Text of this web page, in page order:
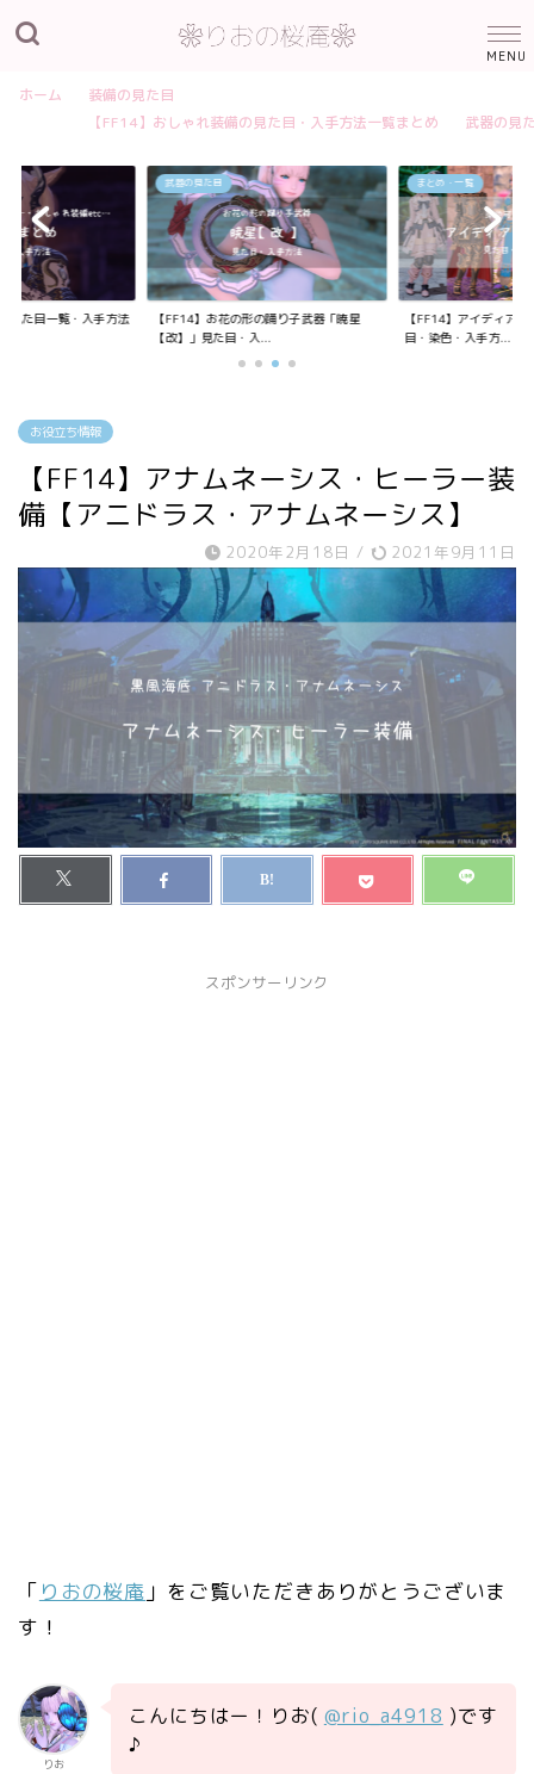
ホーム
装備の見た目
【FF14】おしゃれ装備の見た目・入手方法一覧まとめ
武器の見
見た目一覧・入手方法
武器の見た目
【FF14】お花の形の踊り子武器「暁星
【改】」見た目・入...
まとめ・一覧
【FF14】アイディア
目・染色・入手方...
お役立ち情報
【FF14】アナムネーシス・ヒーラー装
備【アニドラス・アナムネーシス】
2020年2月18日 / 2021年9月11日
スポンサーリンク
「 りおの桜庵 」をご覧いただきありがとうございま
す！
りお
こんにちはー！りお( @rio_a4918 )です
♪